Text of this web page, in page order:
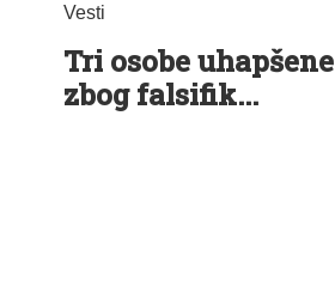
Vesti
Tri osobe uhapšene
zbog falsifik...